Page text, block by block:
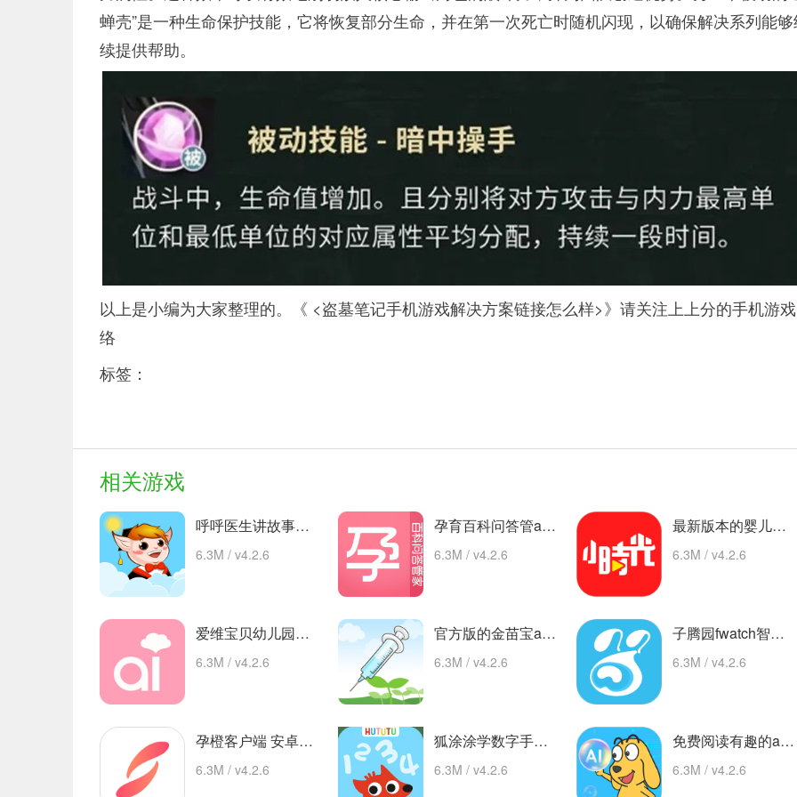
蝉壳”是一种生命保护技能，它将恢复部分生命，并在第一次死亡时随机闪现，以确保解决系列能
续提供帮助。
以上是小编为大家整理的。《 <盗墓笔记手机游戏解决方案链接怎么样>》请关注上上分的手机游
络
标签：
相关游戏
呼呼医生讲故事手机版的故事 安卓下载
6.3M / v4.2.6
孕育百科问答管app 最新版
6.3M / v4.2.6
最新版本的婴儿树时间(婴儿树时间) 安卓下载
6.3M / v4.2.6
爱维宝贝幼儿园管理平台 app下载
6.3M / v4.2.6
官方版的金苗宝app 最新版
6.3M / v4.2.6
子腾园fwatch智能手表app 安卓版
6.3M / v4.2.6
孕橙客户端 安卓下载
6.3M / v4.2.6
狐涂涂学数字手机版 热门下载
6.3M / v4.2.6
免费阅读有趣的ai版本 app下载
6.3M / v4.2.6